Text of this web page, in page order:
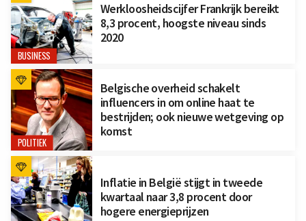
BUSINESS
Werkloosheidscijfer Frankrijk bereikt
8,3 procent, hoogste niveau sinds
2020
POLITIEK
Belgische overheid schakelt
influencers in om online haat te
bestrijden; ook nieuwe wetgeving op
komst
Inflatie in België stijgt in tweede
kwartaal naar 3,8 procent door
hogere energieprijzen